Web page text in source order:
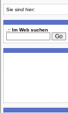
Sie sind hier:
.:: Im Web suchen